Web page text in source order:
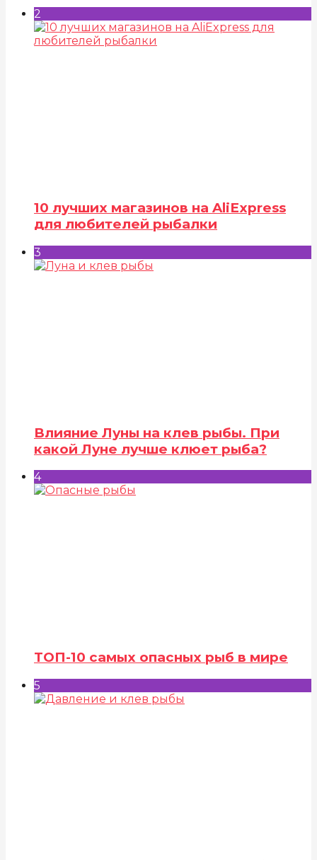
2
10 лучших магазинов на AliExpress
для любителей рыбалки
3
Влияние Луны на клев рыбы. При
какой Луне лучше клюет рыба?
4
ТОП-10 самых опасных рыб в мире
5